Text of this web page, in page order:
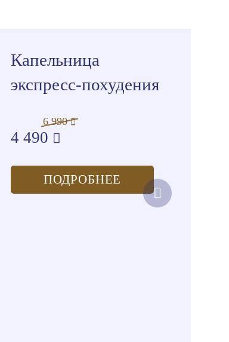
Капельница
экспресс-похудения
6 990
4 490
ПОДРОБНЕЕ